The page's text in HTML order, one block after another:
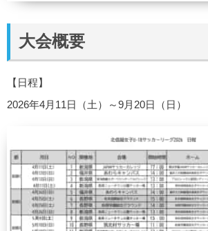
大会概要
【日程】
2026年4月11日（土）～9月20日（日）